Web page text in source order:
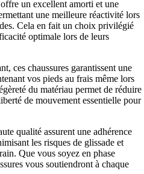
un excellent amorti et une
une meilleure réactivité lors
Cela en fait un choix privilégié
optimale lors de leurs
ces chaussures garantissent une
vos pieds au frais même lors
du matériau permet de réduire
de mouvement essentielle pour
qualité assurent une adhérence
les risques de glissade et
Que vous soyez en phase
vous soutiendront à chaque